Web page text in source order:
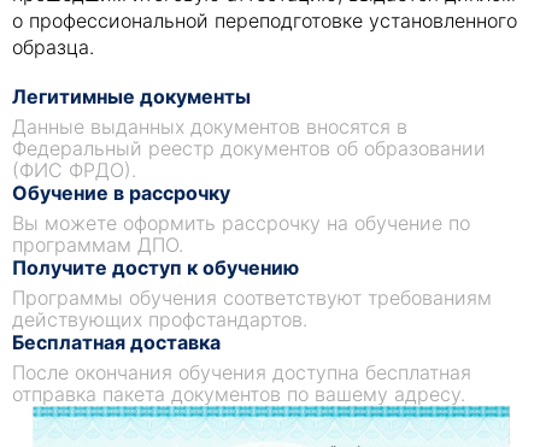
о профессиональной переподготовке установленного
образца.
Легитимные документы
Данные выданных документов вносятся в
Федеральный реестр документов об образовании
(ФИС ФРДО).
Обучение в рассрочку
Вы можете оформить рассрочку на обучение по
программам ДПО.
Получите доступ к обучению
Программы обучения соответствуют требованиям
действующих профстандартов.
Бесплатная доставка
После окончания обучения доступна бесплатная
отправка пакета документов по вашему адресу.